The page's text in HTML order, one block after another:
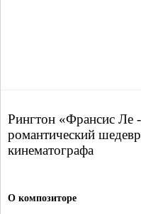
Рингтон «Франсис Ле
романтический
кинематографа
О композиторе